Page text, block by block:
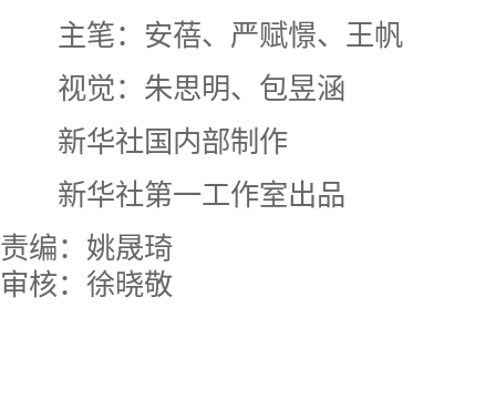
主笔：安蓓、严赋憬、王帆
视觉：朱思明、包昱涵
新华社国内部制作
新华社第一工作室出品
责编：姚晟琦
审核：徐晓敬